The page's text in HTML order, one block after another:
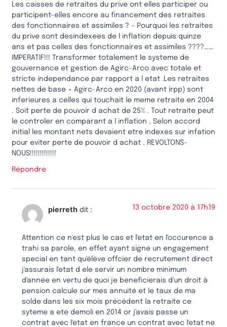
Les caisses de retraites du prive ont elles participer ou
participent-elles encore au financement des retraites
des fonctionnaires et assimiles ? – Pourquoi les retraites
du prive sont desindexees de l inflation depuis quinze
ans et pas celles des fonctionnaires et assimiles ????……
IMPERATIF!!! Transformer totalement le systeme de
gouvernance et gestion de Agirc-Arco avec totale et
stricte independance par rapport a l etat .Les retraites
nettes de base + Agirc-Arco en 2020 (avant irpp) sont
inferieures a celles qui touchait le meme retraite en 2004
. Soit perte de pouvoir d achat de 25% . Tout retraite peut
le controler en comparant a l inflation . Selon accord
initial les montant nets devaient etre indexes sur infation
pour eviter perte de pouvoir d achat . REVOLTONS-
NOUS!!!!!!!!!!!!!
Répondre
pierreth dit : 13 octobre 2020 à 17h19
Attention ce n'est plus le cas et l'etat en l'occurence a
trahi sa parole, en effet ayant signe un engagement
special en tant qu'élève offcier de recrutement direct
j'assurais l'etat d ele servir un nombre minimum
d'année en vertu de quoi je beneficierais d'un droit à
pension calcule sur mes annuité et le taux de ma
solde dans les six mois précédent la retraite ce
syteme a ete demoli en 2014 or j'avais passe un
contrat avec l'etat en france un contrat avec l'etat ne